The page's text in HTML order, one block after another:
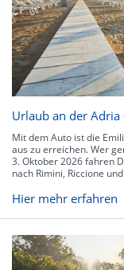
Urlaub an der Adria
Mit dem Auto ist die
aus zu erreichen. Wer
3. Oktober 2026 fahren
nach Rimini, Riccione
Hier mehr erfahren